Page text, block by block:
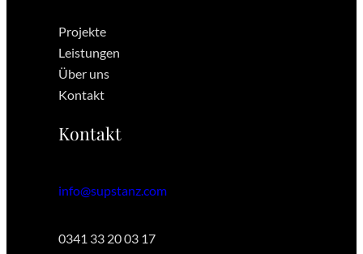
Projekte
Leistungen
Über uns
Kontakt
Kontakt
info@supstanz.com
0341 33 20 03 17